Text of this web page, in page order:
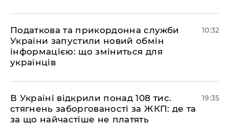
Податкова та прикордонна служби
України запустили новий обмін
інформацією: що зміниться для
українців
10:32
В Україні відкрили понад 108 тис.
стягнень заборгованості за ЖКП: де та
за що найчастіше не платять
19:35